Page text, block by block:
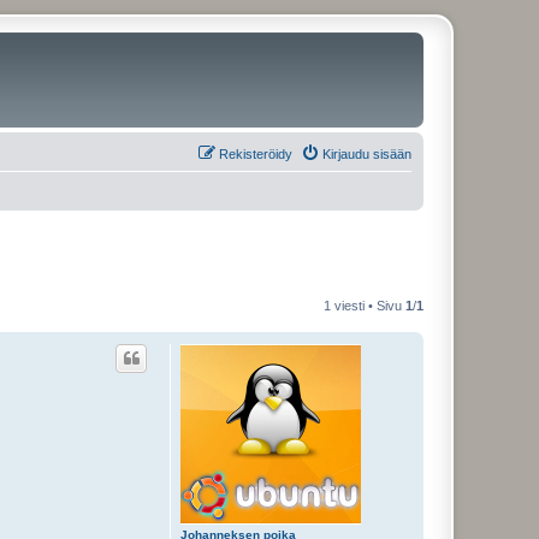
Kirjaudu sisään
Rekisteröidy
1 viesti • Sivu 1/1
Johanneksen poika